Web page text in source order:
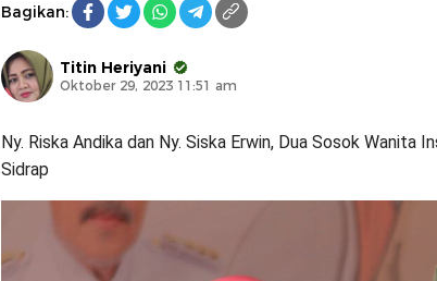
Bagikan:
Titin Heriyani
Oktober 29, 2023 11:51 am
Ny. Riska Andika dan Ny. Siska Erwin, Dua Sosok Wanita
Sidrap